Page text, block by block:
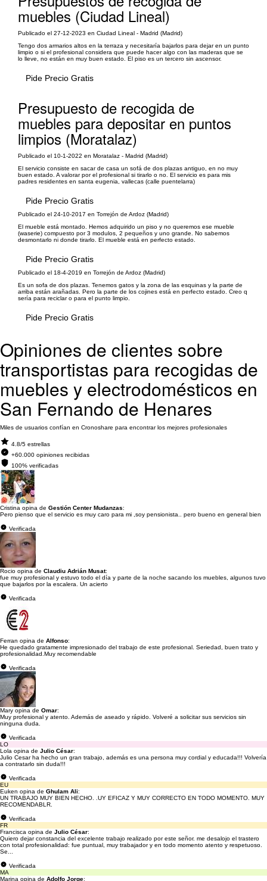
muebles (Ciudad Lineal)
Publicado el 27-12-2023 en Ciudad Lineal - Madrid (Madrid)
Tengo dos armarios altos en la terraza y necesitaría bajarlos para dejar en un punto
limpio o si el profesional considera que puede hacer algo con las maderas que se
lo lleve, no están en muy buen estado. El piso es un tercero sin ascensor.
Pide Precio Gratis
Presupuesto de recogida de
muebles para depositar en puntos
limpios (Moratalaz)
Publicado el 10-1-2022 en Moratalaz - Madrid (Madrid)
El servicio consiste en sacar de casa un sofá de dos plazas antiguo, en no muy
buen estado. A valorar por el profesional si tirarlo o no. El servicio es para mis
padres residentes en santa eugenia, vallecas (calle puentelarra)
Pide Precio Gratis
Publicado el 24-10-2017 en Torrejón de Ardoz (Madrid)
El mueble está montado. Hemos adquirido un piso y no queremos ese mueble
(waserie) compuesto por 3 modulos, 2 pequeños y uno grande. No sabemos
desmontarlo ni donde tirarlo. El mueble está en perfecto estado.
Pide Precio Gratis
Publicado el 18-4-2019 en Torrejón de Ardoz (Madrid)
Es un sofa de dos plazas. Tenemos gatos y la zona de las esquinas y la parte de
arriba están arañadas. Pero la parte de los cojines está en perfecto estado. Creo q
sería para reciclar o para el punto limpio.
Pide Precio Gratis
Opiniones de clientes sobre
transportistas para recogidas de
muebles y electrodomésticos en
San Fernando de Henares
Miles de usuarios confían en Cronoshare para encontrar los mejores profesionales
4.8/5 estrellas
+60.000 opiniones recibidas
100% verificadas
Cristina opina de Gestión Center Mudanzas:
Pero pienso que el servicio es muy caro para mi ,soy pensionista.. pero bueno en general bien
Verificada
Rocio opina de Claudiu Adrián Musat:
fue muy profesional y estuvo todo el día y parte de la noche sacando los muebles, algunos tuvo
que bajarlos por la escalera. Un acierto
Verificada
Ferran opina de Alfonso:
He quedado gratamente impresionado del trabajo de este profesional. Seriedad, buen trato y
profesionalidad.Muy recomendable
Verificada
Mary opina de Omar:
Muy profesional y atento. Además de aseado y rápido. Volveré a solicitar sus servicios sin
ninguna duda.
Verificada
LO
Lola opina de Julio César:
Julio Cesar ha hecho un gran trabajo, además es una persona muy cordial y educada!!! Volvería
a contratarlo sin duda!!!
Verificada
EU
Euken opina de Ghulam Ali:
UN TRABAJO MUY BIEN HECHO. .UY EFICAZ Y MUY CORRECTO EN TODO MOMENTO. MUY
RECOMENDABLR.
Verificada
FR
Francisca opina de Julio César:
Quiero dejar constancia del excelente trabajo realizado por este señor. me desalojo el trastero
con total profesionalidad: fue puntual, muy trabajador y en todo momento atento y respetuoso.
Se...
Verificada
MA
Marina opina de Adolfo Jorge: